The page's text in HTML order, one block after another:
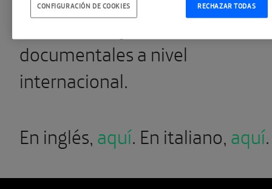
distribución y financiación de
documentales a nivel
internacional.
En inglés,aquí. En italiano,aquí.
RECHAZAR TODAS
CONFIGURACIÓN DE COOKIES